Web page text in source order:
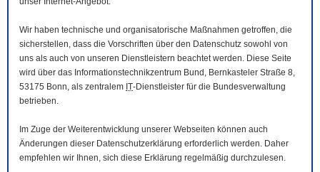
Wir haben technische und organisatorische Maßnahmen getroffen, die
sicherstellen, dass die Vorschriften über den Datenschutz sowohl von
uns als auch von unseren Dienstleistern beachtet werden. Diese Seite
wird über das Informationstechnikzentrum Bund, Bernkasteler Straße 8,
53175 Bonn, als zentralem IT-Dienstleister für die Bundesverwaltung
betrieben.
Im Zuge der Weiterentwicklung unserer Webseiten können auch
Änderungen dieser Datenschutzerklärung erforderlich werden. Daher
empfehlen wir Ihnen, sich diese Erklärung regelmäßig durchzulesen.